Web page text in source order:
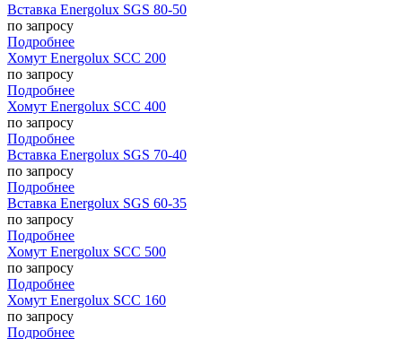
Вставка Energolux SGS 80-50
по запросу
Подробнее
Хомут Energolux SCC 200
по запросу
Подробнее
Хомут Energolux SCC 400
по запросу
Подробнее
Вставка Energolux SGS 70-40
по запросу
Подробнее
Вставка Energolux SGS 60-35
по запросу
Подробнее
Хомут Energolux SCC 500
по запросу
Подробнее
Хомут Energolux SCC 160
по запросу
Подробнее